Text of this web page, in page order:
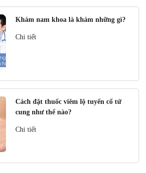
Khám nam khoa là khám những gì?
Chi tiết
Cách đặt thuốc viêm lộ tuyến cổ tử
cung như thế nào?
Chi tiết